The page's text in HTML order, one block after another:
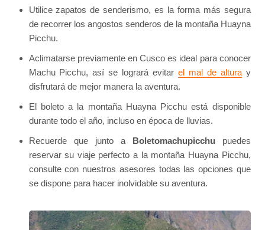
Utilice zapatos de senderismo, es la forma más segura
de recorrer los angostos senderos de la montaña Huayna
Picchu.
Aclimatarse previamente en Cusco es ideal para conocer
Machu Picchu, así se logrará evitarel mal de alturay
disfrutará de mejor manera la aventura.
El boleto a la montaña Huayna Picchu está disponible
durante todo el año, incluso en época de lluvias.
Recuerde que junto a Boletomachupicchu puedes
reservar su viaje perfecto a la montaña Huayna Picchu,
consulte con nuestros asesores todas las opciones que
se dispone para hacer inolvidable su aventura.